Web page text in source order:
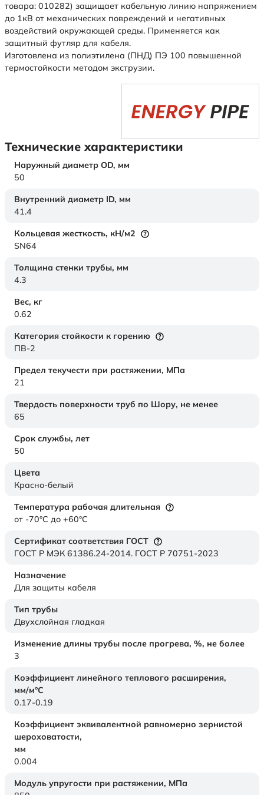
товара: 010282) защищает кабельную линию напряжением
до 1кВ от механических повреждений и негативных
воздействий окружающей среды. Применяется как
защитный футляр для кабеля.
Изготовлена из полиэтилена (ПНД) ПЭ 100 повышенной
термостойкости методом экструзии.
Технические характеристики
Наружный диаметр OD, мм
50
Внутренний диаметр ID, мм
41.4
Кольцевая жесткость, кН/м2
SN64
Толщина стенки трубы, мм
4.3
Вес, кг
0.62
Категория стойкости к горению
ПВ-2
Предел текучести при растяжении, МПа
21
Твердость поверхности труб по Шору, не менее
65
Срок службы, лет
50
Цвета
Красно-белый
Температура рабочая длительная
от -70°C до +60°C
Сертификат соответствия ГОСТ
ГОСТ Р МЭК 61386.24-2014. ГОСТ Р 70751-2023
Назначение
Для защиты кабеля
Тип трубы
Двухслойная гладкая
Изменение длины трубы после прогрева, %, не более
3
Коэффициент линейного теплового расширения,
мм/м°С
0.17-0.19
Коэффициент эквивалентной равномерно зернистой
шероховатости,
мм
0.004
Модуль упругости при растяжении, МПа